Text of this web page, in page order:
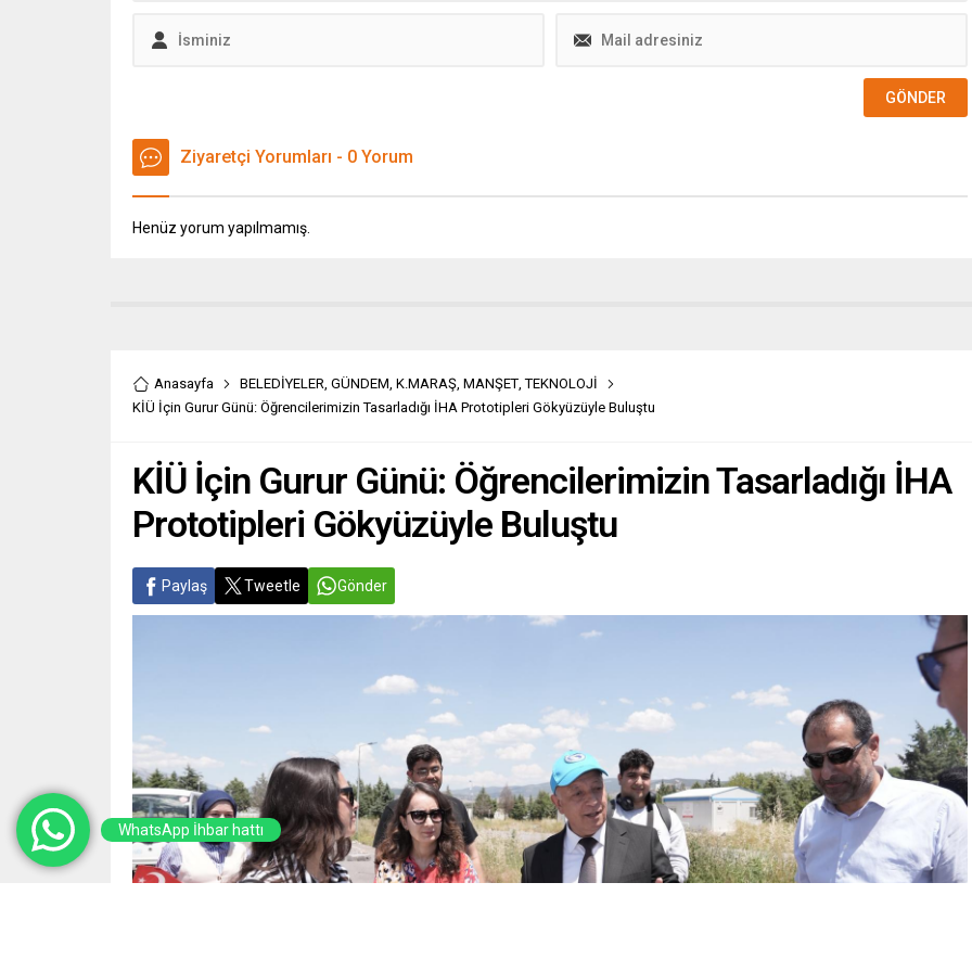
Ziyaretçi Yorumları - 0 Yorum
Henüz yorum yapılmamış.
Anasayfa BELEDİYELER GÜNDEM K.MARAŞ MANŞET ,TEKNOLOJİ
KİÜ İçin Gurur Günü: Öğrencilerimizin Tasarladığı İHA Prototipleri Gökyüzüyle Buluştu
KİÜ İçin Gurur Günü: Öğrencilerimizin Tasarladığı İHA
Prototipleri Gökyüzüyle Buluştu
Paylaş Tweetle Gönder
WhatsApp İhbar hattı